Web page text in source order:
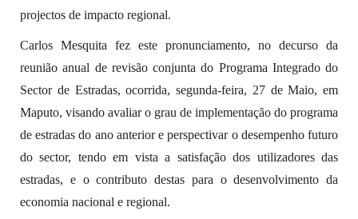
projectos de impacto regional.
Carlos Mesquita fez este pronunciamento, no decurso da
reunião anual de revisão conjunta do Programa Integrado do
Sector de Estradas, ocorrida, segunda-feira, 27 de Maio, em
Maputo, visando avaliar o grau de implementação do programa
de estradas do ano anterior e perspectivar o desempenho futuro
do sector, tendo em vista a satisfação dos utilizadores das
estradas, e o contributo destas para o desenvolvimento da
economia nacional e regional.